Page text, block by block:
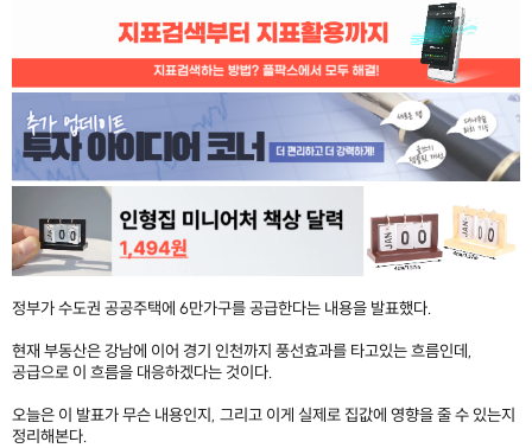
정부가 수도권 공공주택에 6만가구를 공급한다는 내용을 발표했다.
현재 부동산은 강남에 이어 경기 인천까지 풍선효과를 타고있는 흐름인데,
공급으로 이 흐름을 대응하겠다는 것이다.
오늘은 이 발표가 무슨 내용인지, 그리고 이게 실제로 집값에 영향을 줄 수 있는지
정리해본다.